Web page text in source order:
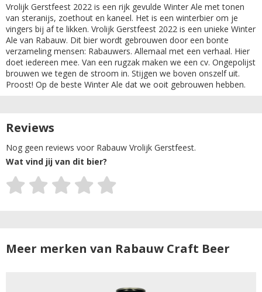
Vrolijk Gerstfeest 2022 is een rijk gevulde Winter Ale met tonen
van steranijs, zoethout en kaneel. Het is een winterbier om je
vingers bij af te likken. Vrolijk Gerstfeest 2022 is een unieke Winter
Ale van Rabauw. Dit bier wordt gebrouwen door een bonte
verzameling mensen: Rabauwers. Allemaal met een verhaal. Hier
doet iedereen mee. Van een rugzak maken we een cv. Ongepolijst
brouwen we tegen de stroom in. Stijgen we boven onszelf uit.
Proost! Op de beste Winter Ale dat we ooit gebrouwen hebben.
Reviews
Nog geen reviews voor Rabauw Vrolijk Gerstfeest.
Wat vind jij van dit bier?
Meer merken van Rabauw Craft Beer